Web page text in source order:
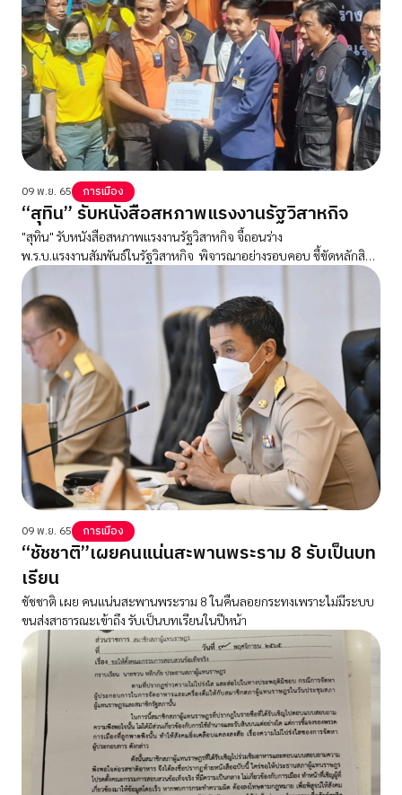
09 พ.ย. 65 การเมือง
“สุทิน” รับหนังสือสหภาพแรงงานรัฐวิสาหกิจ
"สุทิน" รับหนังสือสหภาพแรงงานรัฐวิสาหกิจ จี้ถอนร่าง
พ.ร.บ.แรงงานสัมพันธ์ในรัฐวิสาหกิจ พิจารณาอย่างรอบคอบ ชี้ขัดหลักสิทธิ
มนุษยชน- ละเมิดสิทธิแรงงาน
09 พ.ย. 65 การเมือง
“ชัชชาติ”เผยคนแน่นสะพานพระราม 8 รับเป็นบท
เรียน
ชัชชาติ เผย คนแน่นสะพานพระราม 8 ในคืนลอยกระทงเพราะไม่มีระบบ
ขนส่งสาธารณะเข้าถึง รับเป็นบทเรียนในปีหน้า